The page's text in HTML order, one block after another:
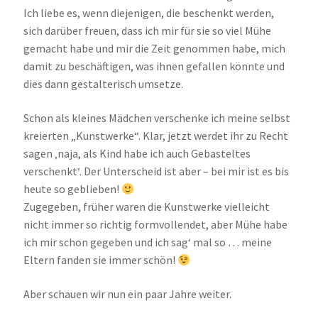
Ich liebe es, wenn diejenigen, die beschenkt werden,
sich darüber freuen, dass ich mir für sie so viel Mühe
gemacht habe und mir die Zeit genommen habe, mich
damit zu beschäftigen, was ihnen gefallen könnte und
dies dann gestalterisch umsetze.
Schon als kleines Mädchen verschenke ich meine selbst
kreierten „Kunstwerke“. Klar, jetzt werdet ihr zu Recht
sagen ‚naja, als Kind habe ich auch Gebasteltes
verschenkt‘. Der Unterscheid ist aber – bei mir ist es bis
heute so geblieben!
Zugegeben, früher waren die Kunstwerke vielleicht
nicht immer so richtig formvollendet, aber Mühe habe
ich mir schon gegeben und ich sag‘ mal so … meine
Eltern fanden sie immer schön!
Aber schauen wir nun ein paar Jahre weiter.